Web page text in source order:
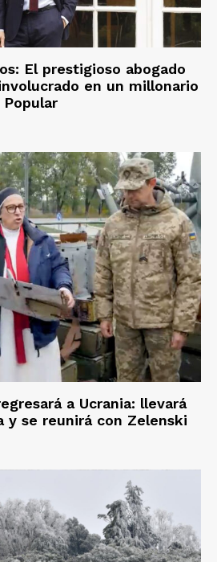
El prestigioso abogado
en un millonario
a Ucrania: llevará
y se reunirá con Zelenski